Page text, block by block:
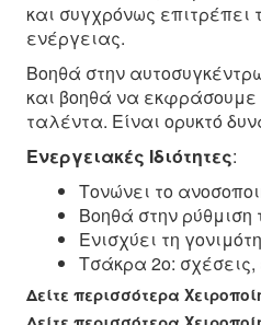
και συγχρόνως επιτρέπει
ενέργειας.
Βοηθά στην
και βοηθά να εκφράσουμε
ταλέντα. Είναι ορυκτό
Ενεργειακές Ιδιότητες:
Τονώνει το
Βοηθά στην ρύθμιση
Ενισχύει τη
Τσάκρα 2ο:
Δείτε περισσότερα